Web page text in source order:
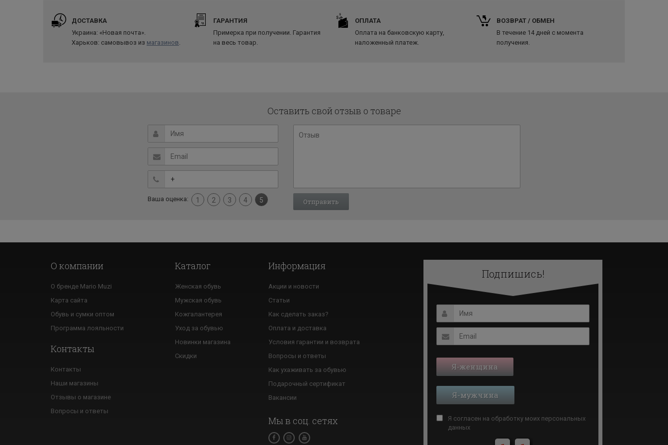
ДОСТАВКА
Украина: «Новая почта».
Харьков: самовывоз из магазинов.
ГАРАНТИЯ
Примерка при получении. Гарантия
на весь товар.
ОПЛАТА
Оплата на банковскую карту,
наложенный платеж.
ВОЗВРАТ / ОБМЕН
В течение 14 дней с момента
получения.
Оставить свой отзыв о товаре
Ваша оценка: 1 2 3 4 5
О компании
О бренде Mario Muzi
Карта сайта
Обувь и сумки оптом
Программа лояльности
Контакты
Контакты
Наши магазины
Отзывы о магазине
Вопросы и ответы
Каталог
Женская обувь
Мужская обувь
Кожгалантерея
Уход за обувью
Новинки магазина
Скидки
Информация
Акции и новости
Статьи
Как сделать заказ?
Оплата и доставка
Условия гарантии и возврата
Вопросы и ответы
Как ухаживать за обувью
Подарочный сертификат
Вакансии
Мы в соц. сетях
Подпишись!
Я-женщина
Я-мужчина
Я согласен на обработку моих персональных
данных